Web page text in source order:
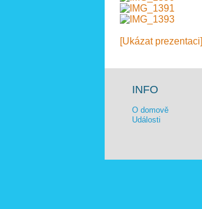
[Ukázat prezentaci]
INFO
O domově
Události